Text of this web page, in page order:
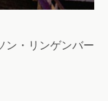
リンゲンバー